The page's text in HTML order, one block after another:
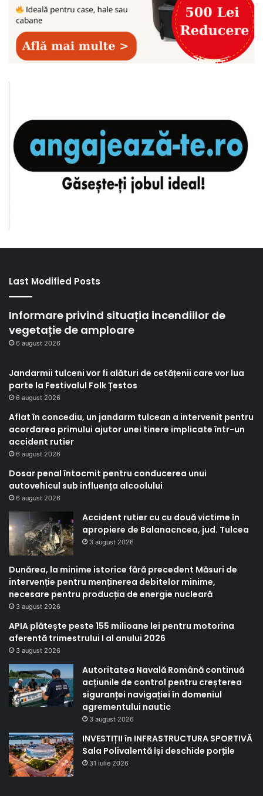
Last Modified Posts
Informare privind situația incendiilor de
vegetație de amploare
6 august 2026
Jandarmii tulceni vor fi alături de cetățenii care vor lua
parte la Festivalul Folk Țestos
6 august 2026
Aflat în concediu, un jandarm tulcean a intervenit pentru
acordarea primului ajutor unei tinere implicate într-un
accident rutier
6 august 2026
Dosar penal întocmit pentru conducerea unui
autovehicul sub influența alcoolului
6 august 2026
Accident rutier cu cu două victime în
apropiere de Balanacncea, jud. Tulcea
3 august 2026
Dunărea, la minime istorice fără precedent Măsuri de
intervenție pentru menținerea debitelor minime,
necesare pentru producția de energie nucleară
3 august 2026
APIA plătește peste 155 milioane lei pentru motorina
aferentă trimestrului I al anului 2026
3 august 2026
Autoritatea Navală Română continuă
acțiunile de control pentru creșterea
siguranței navigației în domeniul
agrementului nautic
3 august 2026
INVESTIȚII în INFRASTRUCTURA SPORTIVĂ
Sala Polivalentă își deschide porțile
31 iulie 2026